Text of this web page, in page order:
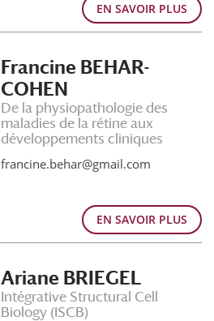
EN SAVOIR PLUS
Francine BEHAR-
COHEN
De la physiopathologie des
maladies de la rétine aux
développements cliniques
francine.behar@gmail.com
EN SAVOIR PLUS
Ariane BRIEGEL
Intégrative Structural Cell
Biology (ISCB)